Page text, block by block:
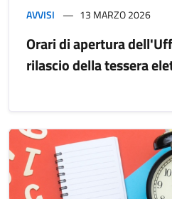
AVVISI 13 MARZO 2026
Orari di apertura
rilascio della tessera